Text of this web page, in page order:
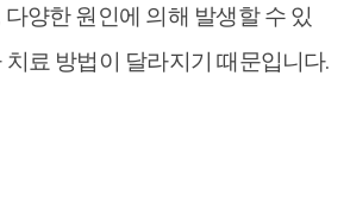
양한 원인에 의해 발생할 수 있
치료 방법이 달라지기 때문입니다.